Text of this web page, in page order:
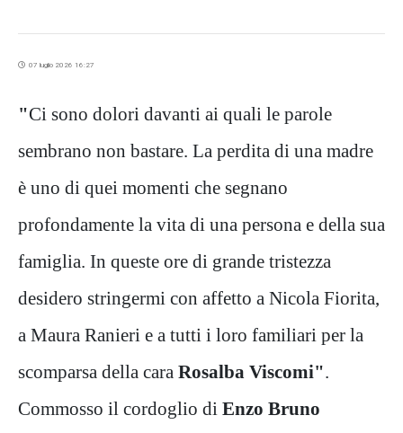
07 luglio 2026 16:27
"Ci sono dolori davanti ai quali le parole
sembrano non bastare. La perdita di una madre
è uno di quei momenti che segnano
profondamente la vita di una persona e della sua
famiglia. In queste ore di grande tristezza
desidero stringermi con affetto a Nicola Fiorita,
a Maura Ranieri e a tutti i loro familiari per la
scomparsa della cara Rosalba Viscomi".
Commosso il cordoglio di Enzo Bruno